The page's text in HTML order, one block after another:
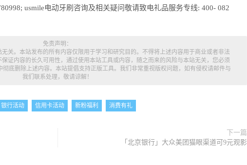
usmile电动牙刷咨询及相关疑问敬请致电礼品服务专线: 400- 082
免责声明：
关。本站发布的所有内容仅限用于学习和研究目的。不得将上述内容用于商业或者非法
证内容的长久可用性，通过使用本站工具或内容，随之而来的风险与本站无关，您必须
底删除上述内容。本站提倡支持正版工具。我们非常重视版权问题，如有侵权请邮件与
我们联系处理，敬请谅解！
银行活动 信用卡活动 新粉福利 消费有礼
下一篇
「北京银行」大众美团猫眼渠道可9元观影